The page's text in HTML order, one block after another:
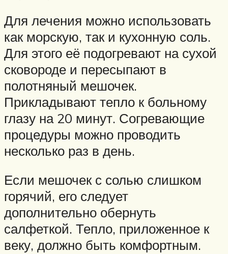
Для лечения можно использовать
как морскую, так и кухонную соль.
Для этого её подогревают на сухой
сковороде и пересыпают в
полотняный мешочек.
Прикладывают тепло к больному
глазу на 20 минут. Согревающие
процедуры можно проводить
несколько раз в день.
Если мешочек с солью слишком
горячий, его следует
дополнительно обернуть
салфеткой. Тепло, приложенное к
веку, должно быть комфортным.